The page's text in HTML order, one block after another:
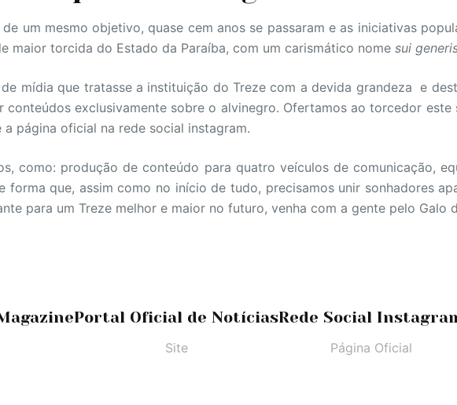
um mesmo objetivo, quase cem anos se passaram e as iniciativas
maior torcida do Estado da Paraíba, com um carismático nomesui
mídia que tratasse a instituição do Treze com a devida grandeza e
exclusivamente sobre o alvinegro. Ofertamos ao torcedor
página oficial na rede social instagram.
como: produção de conteúdo para quatro veículos de comunicação,
que, assim como no início de tudo, precisamos unir sonhadores
para um Treze melhor e maior no futuro, venha com a gente pelo Galo
Portal Oficial de Notícias
Site
Rede Social
Página Oficial